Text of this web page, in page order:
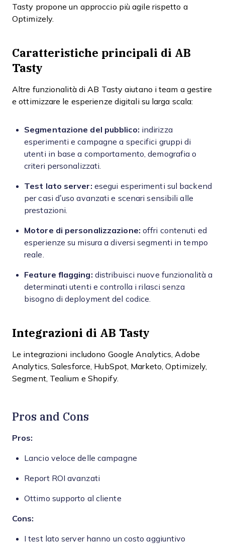
Tasty propone un approccio più agile rispetto a
Optimizely.
Caratteristiche principali di AB
Tasty
Altre funzionalità di AB Tasty aiutano i team a gestire
e ottimizzare le esperienze digitali su larga scala:
Segmentazione del pubblico: indirizza
esperimenti e campagne a specifici gruppi di
utenti in base a comportamento, demografia o
criteri personalizzati.
Test lato server: esegui esperimenti sul backend
per casi d’uso avanzati e scenari sensibili alle
prestazioni.
Motore di personalizzazione: offri contenuti ed
esperienze su misura a diversi segmenti in tempo
reale.
Feature flagging: distribuisci nuove funzionalità a
determinati utenti e controlla i rilasci senza
bisogno di deployment del codice.
Integrazioni di AB Tasty
Le integrazioni includono Google Analytics, Adobe
Analytics, Salesforce, HubSpot, Marketo, Optimizely,
Segment, Tealium e Shopify.
Pros and Cons
Pros:
Lancio veloce delle campagne
Report ROI avanzati
Ottimo supporto al cliente
Cons:
I test lato server hanno un costo aggiuntivo